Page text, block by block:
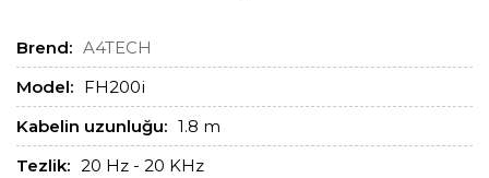
Brend: A4TECH
Model: FH200i
Kabelin uzunluğu: 1.8 m
Tezlik: 20 Hz - 20 KHz